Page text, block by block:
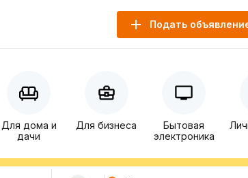
Подать
Для дома и
дачи
Для бизнеса
Бытовая
электроника